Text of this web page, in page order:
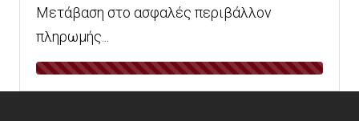
Μετάβαση στο ασφαλές περιβάλλον
πληρωμής...